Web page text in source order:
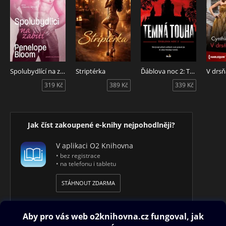
Spolubydlící na zabití
319 Kč
Striptérka
389 Kč
Ďáblova noc 2: Temná touha
339 Kč
Jak číst zakoupené e-knihy nejpohodlněji?
V aplikaci O2 Knihovna
• bez registrace
• na telefonu i tabletu
STÁHNOUT ZDARMA